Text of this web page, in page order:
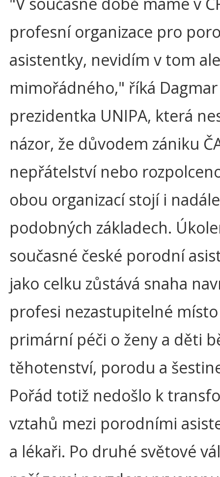
profesní organizace pro
asistentky, nevidím v tom
mimořádného," říká Dagmar
prezidentka UNIPA, která
názor, že důvodem zániku
nepřátelství nebo
obou organizací stojí i
podobných základech.
současné české porodní
jako celku zůstává snaha
profesi nezastupitelné
primární péči o ženy a děti
těhotenství, porodu a
Pořád totiž nedošlo k
vztahů mezi porodními
a lékaři. Po druhé světové